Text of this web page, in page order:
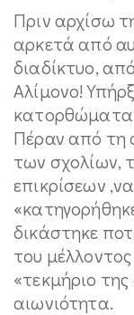
Πριν αρχίσω
αρκετά από
διαδίκτυο,
Αλίμονο!
κατορθώματα
Πέραν από τη
των σχολίων,
επικρίσεων
δικάστηκε
του
«τεκμήριο
αιωνιότητα.